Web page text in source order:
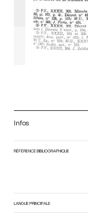
Infos
RÉFÉRENCE BIBLIOGRAPHIQUE
LANGUE PRINCIPALE